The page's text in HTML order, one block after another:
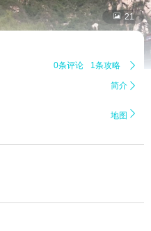
 21
0条评论 1条攻略 
简介 
地图 